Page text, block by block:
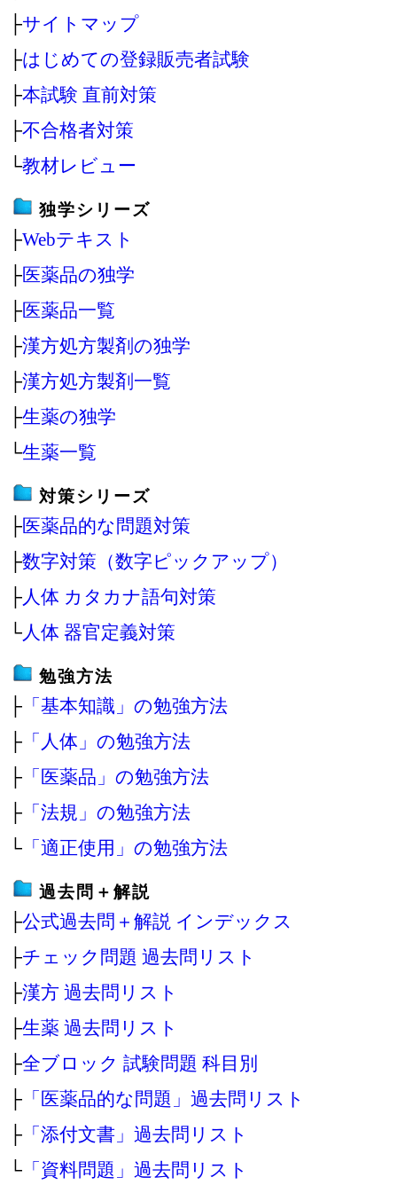
├サイトマップ
├はじめての登録販売者試験
├本試験 直前対策
├不合格者対策
└教材レビュー
独学シリーズ
├Webテキスト
├医薬品の独学
├医薬品一覧
├漢方処方製剤の独学
├漢方処方製剤一覧
├生薬の独学
└生薬一覧
対策シリーズ
├医薬品的な問題対策
├数字対策（数字ピックアップ）
├人体 カタカナ語句対策
└人体 器官定義対策
勉強方法
├ 「基本知識」の勉強方法
├ 「人体」の勉強方法
├ 「医薬品」の勉強方法
├ 「法規」の勉強方法
└ 「適正使用」の勉強方法
過去問＋解説
├公式過去問＋解説 インデックス
├チェック問題 過去問リスト
├漢方 過去問リスト
├生薬 過去問リスト
├全ブロック 試験問題 科目別
├ 「医薬品的な問題」過去問リスト
├ 「添付文書」過去問リスト
└ 「資料問題」過去問リスト